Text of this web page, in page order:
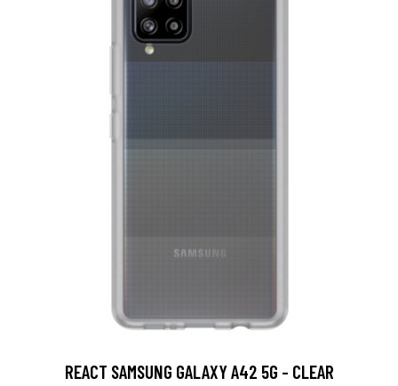
REACT SAMSUNG GALAXY A42 5G - CLEAR